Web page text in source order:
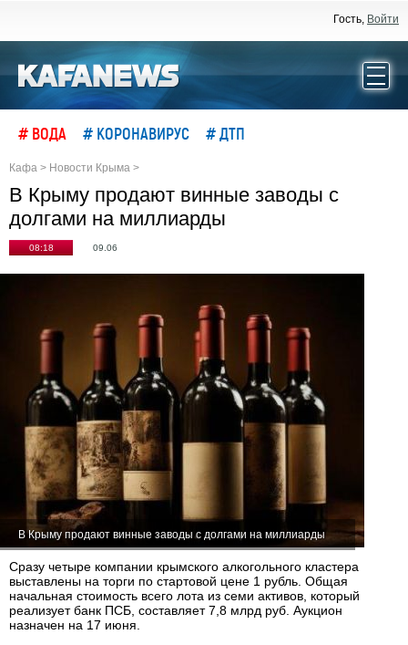
Гость, Войти
# ВОДА # КОРОНАВИРУС # ДТП
Кафа > Новости Крыма >
В Крыму продают винные заводы с
долгами на миллиарды
08:18 09.06
В Крыму продают винные заводы с долгами на миллиарды
Сразу четыре компании крымского алкогольного кластера
выставлены на торги по стартовой цене 1 рубль. Общая
начальная стоимость всего лота из семи активов, который
реализует банк ПСБ, составляет 7,8 млрд руб. Аукцион
назначен на 17 июня.